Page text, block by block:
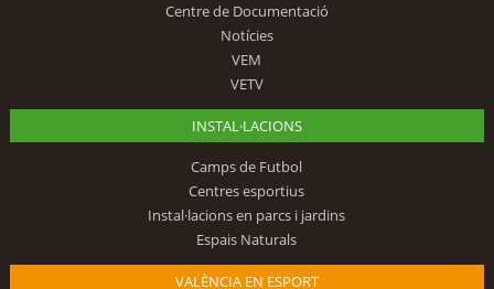
Centre de Documentació
Notícies
VEM
VETV
INSTAL·LACIONS
Camps de Futbol
Centres esportius
Instal·lacions en parcs i jardins
Espais Naturals
VALÈNCIA EN ESPORT